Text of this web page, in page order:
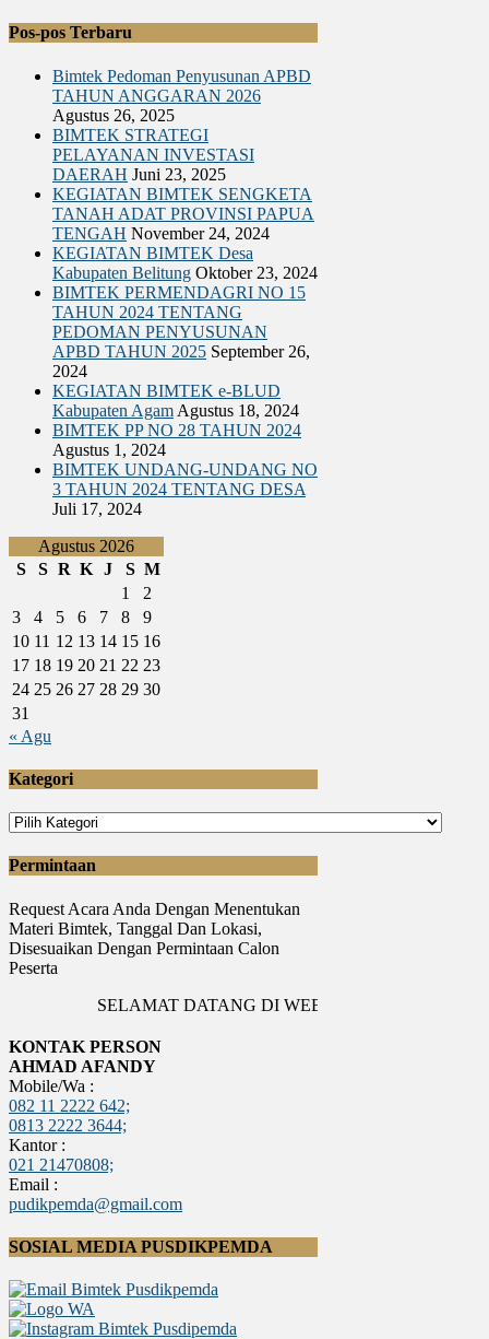
BIMTEK RKPD
BIMTEK SATPOL PP
BIMTEK DPRD|SET. DPRD
BIMTEK SPM
BIMTEK SOP
BIMTEK KEPENDUDUKAN & CATATAN SIPIL
BIMTEK TATA RUANG
BIMTEK UMUM
Pos-pos Terbaru
Bimtek Pedoman Penyusunan APBD
TAHUN ANGGARAN 2026
Agustus 26, 2025
BIMTEK STRATEGI
PELAYANAN INVESTASI
DAERAH Juni 23, 2025
KEGIATAN BIMTEK SENGKETA
TANAH ADAT PROVINSI PAPUA
TENGAH November 24, 2024
KEGIATAN BIMTEK Desa
Kabupaten Belitung Oktober 23, 2024
BIMTEK PERMENDAGRI NO 15
TAHUN 2024 TENTANG
PEDOMAN PENYUSUNAN
APBD TAHUN 2025 September 26,
2024
KEGIATAN BIMTEK e-BLUD
Kabupaten Agam Agustus 18, 2024
BIMTEK PP NO 28 TAHUN 2024
Agustus 1, 2024
BIMTEK UNDANG-UNDANG NO
3 TAHUN 2024 TENTANG DESA
Juli 17, 2024
Agustus 2026
S
S R K J S M
1
2
3
4 5 6 7 8
9
10 11 12 13 14 15 16
17 18 19 20 21 22 23
24 25 26 27 28 29 30
31
« Agu
Kategori
Kategori
Permintaan
Request Acara Anda Dengan Menentukan
Materi Bimtek, Tanggal Dan Lokasi,
Disesuaikan Dengan Permintaan Calon
Peserta
SELAMAT DATANG DI WEBSITE PUSDIKPEMDA
KONTAK PERSON
AHMAD AFANDY
Mobile/Wa :
082 11 2222 642;
0813 2222 3644;
Kantor :
021 21470808;
Email :
pudikpemda@gmail.com
SOSIAL MEDIA PUSDIKPEMDA